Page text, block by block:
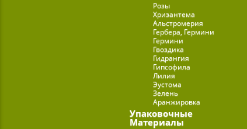
Розы
Хризантема
Альстромерия
Гербера, Гермини
Гермини
Гвоздика
Гидрангия
Гипсофила
Лилия
Эустома
Зелень
Аранжировка
Упаковочные
Материалы